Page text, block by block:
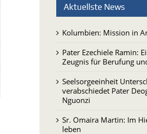
Aktuellste News
Kolumbien: Mission in
Pater Ezechiele Ramin:
Zeugnis für Berufung
Seelsorgeeinheit
verabschiedet Pater
Nguonzi
Sr. Omaira Martin: Im
leben